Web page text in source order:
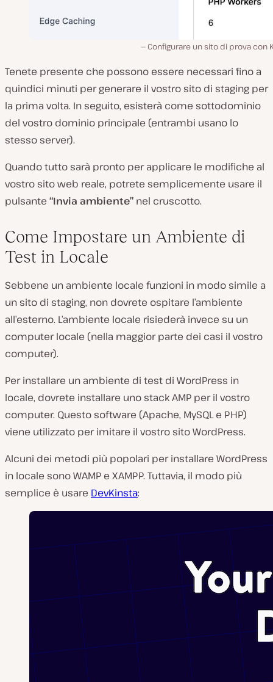
Configurare un sito di prova con
Tenete presente che possono essere necessari fino a
quindici minuti per generare il vostro sito di staging per
la prima volta. In seguito, esisterà come sottodominio
del vostro dominio principale (entrambi usano lo
stesso server).
Quando tutto sarà pronto per applicare le modifiche al
vostro sito web reale, potrete semplicemente usare il
pulsante “Invia ambiente” nel cruscotto.
Come Impostare un Ambiente di
Test in Locale
Sebbene un ambiente locale funzioni in modo simile a
un sito di staging, non dovrete ospitare l’ambiente
all’esterno. L’ambiente locale risiederà invece su un
computer locale (nella maggior parte dei casi il vostro
computer).
Per installare un ambiente di test di WordPress in
locale, dovrete installare uno stack AMP per il vostro
computer. Questo software (Apache, MySQL e PHP)
viene utilizzato per imitare il vostro sito WordPress.
Alcuni dei metodi più popolari per installare WordPress
in locale sono WAMP e XAMPP. Tuttavia, il modo più
semplice è usare DevKinsta: